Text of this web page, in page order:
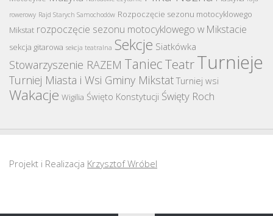
rowerowy Rajd Starych Samochodów Rozpoczęcie sezonu motocyklowego
Mikstat rozpoczęcie sezonu motocyklowego w Mikstacie
sekcja gitarowa sekcja teatralna Sekcje Siatkówka
Stowarzyszenie RAZEM TaniecTeatrTurnieje
Turniej Miasta i Wsi Gminy Mikstat Turniej wsi
Wakacje Wigilia Święto Konstytucji Święty Roch
Projekt i Realizacja Krzysztof Wróbel